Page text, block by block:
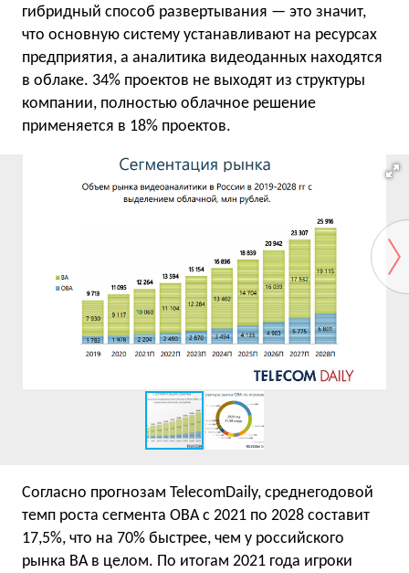
гибридный способ развертывания — это значит,
что основную систему устанавливают на ресурсах
предприятия, а аналитика видеоданных находятся
в облаке. 34% проектов не выходят из структуры
компании, полностью облачное решение
применяется в 18% проектов.
Согласно прогнозам TelecomDaily, среднегодовой
темп роста сегмента ОВА с 2021 по 2028 составит
17,5%, что на 70% быстрее, чем у российского
рынка ВА в целом. По итогам 2021 года игроки